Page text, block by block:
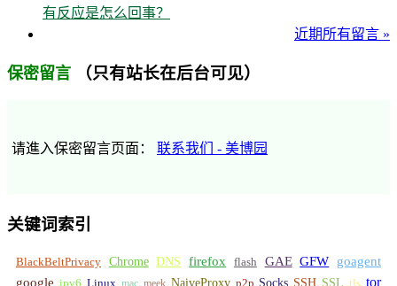
有反应是怎么回事？
近期所有留言 »
保密留言 （只有站长在后台可见）
请進入保密留言页面： 联系我们 - 美博园
关键词索引
BlackBeltPrivacy Chrome DNS firefox flash GAE GFW
goagent
google
NaiveProxy p2p Socks SSH SSL tor